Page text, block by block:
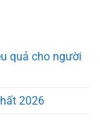
quả cho người
2026